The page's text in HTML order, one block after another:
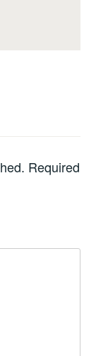
Required